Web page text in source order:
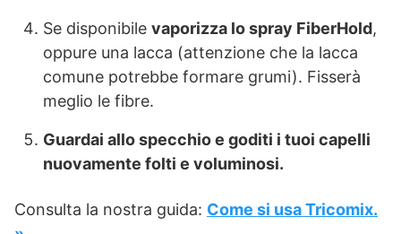
Se disponibile vaporizza lo spray FiberHold,
oppure una lacca (attenzione che la lacca
comune potrebbe formare grumi). Fisserà
meglio le fibre.
Guardai allo specchio e goditi i tuoi capelli
nuovamente folti e voluminosi.
Consulta la nostra guida: Come si usa Tricomix.